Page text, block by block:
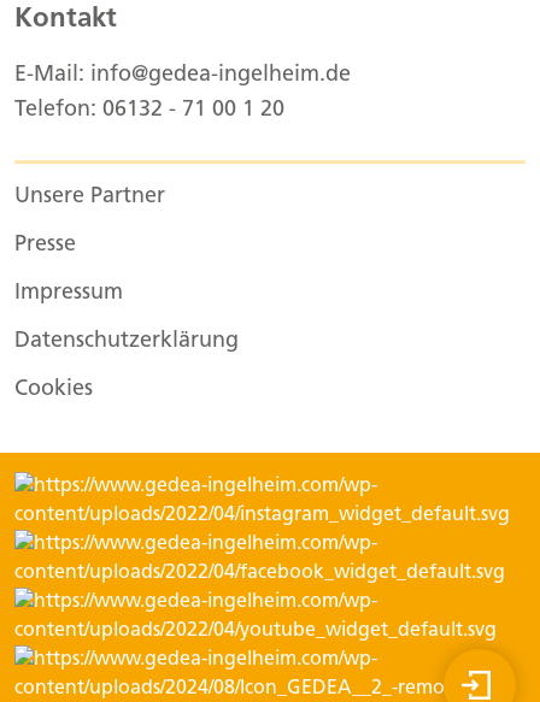
Kontakt
E-Mail: info@gedea-ingelheim.de
Telefon: 06132 - 71 00 1 20
Unsere Partner
Presse
Impressum
Datenschutzerklärung
Cookies